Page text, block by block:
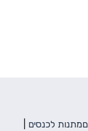
מתנות לכנסים